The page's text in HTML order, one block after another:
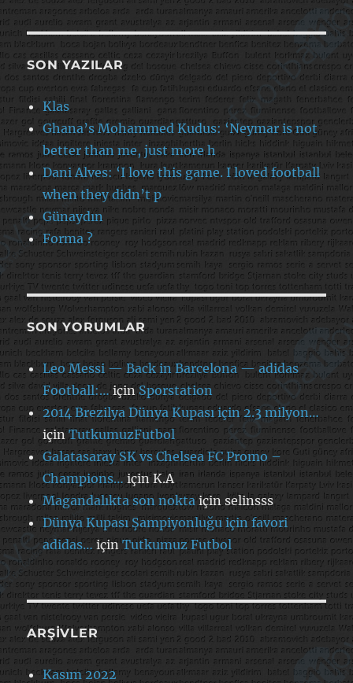
SON YAZILAR
Klas
Ghana’s Mohammed Kudus: ‘Neymar is not
better than me, just more h
Dani Alves: ‘I love this game. I loved football
when they didn’t p
Günaydın
Forma ?
SON YORUMLAR
Leo Messi — Back in Barcelona — adidas
Football:…içinSporstation
2014 Brezilya Dünya Kupası için 2.3 milyon…
içinTutkumuzFutbol
Galatasaray SK vs Chelsea FC Promo –
Champions…içinK.A
Magandalıkta son nokta içinselinsss
Dünya Kupası Şampiyonluğu için favori
adidas… içinTutkumuz Futbol
ARŞIVLER
Kasım 2022